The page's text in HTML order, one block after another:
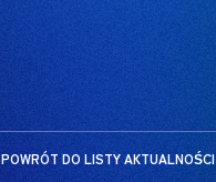
POWRÓT DO LISTY AKTUALNOŚCI